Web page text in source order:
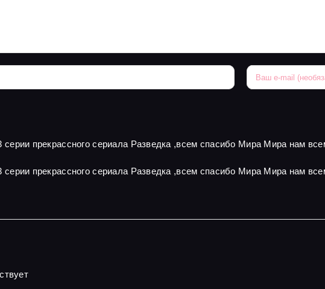
прекрассного сериала Разведка ,всем спасибо Мира Мира нам
прекрассного сериала Разведка ,всем спасибо Мира Мира нам